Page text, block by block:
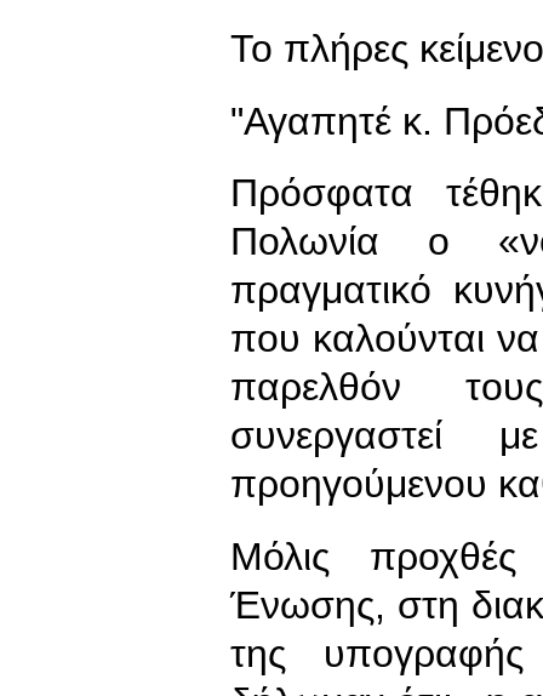
Το πλήρες
"Αγαπητέ κ.
Πρόσφατα
Πολωνία ο
πραγματικό
που καλούνται
παρελθόν
συνεργαστεί
προηγούμενου
Μόλις
Ένωσης, στη
της